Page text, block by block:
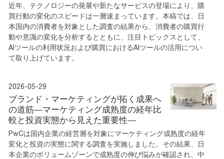
近年、テクノロジーの発展や新たなサービスの登場により、購
買行動の変化のスピードは一層速まっています。本稿では、日
本国内の消費者を対象とした調査の結果から、消費者の購買行
動や意識の変化を分析するとともに、注目トピックスとして、
AIツールの利用状況および購買におけるAIツールの活用につい
て取り上げています。
2026-05-29
ブランド・マーケティングが拓く成果へ
の道筋―マーケティング成熟度の経年比
較と投資実態から見えた重要性―
PwCは国内企業の経営層を対象にマーケティング成熟度の経年
変化と投資の実態に関する調査を実施しました。その結果、日
本企業のボリュームゾーンで成熟度の伸び悩みが確認され、中